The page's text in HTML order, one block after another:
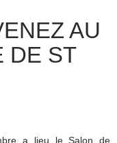
AU
DE ST
a lieu le Salon de